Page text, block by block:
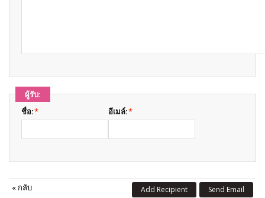
ผู้รับ:
*
ชื่อ: *
อีเมล์:
« กลับ Send Email
Add Recipient